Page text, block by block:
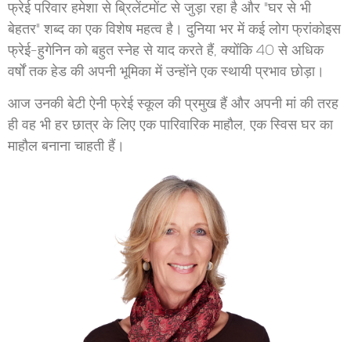
फ्रेई परिवार हमेशा से ब्रिलेंटमोंट से जुड़ा रहा है और "घर से भी
बेहतर" शब्द का एक विशेष महत्व है। दुनिया भर में कई लोग फ्रांकोइस
फ्रेई-हुगेनिन को बहुत स्नेह से याद करते हैं, क्योंकि 40 से अधिक
वर्षों तक हेड की अपनी भूमिका में उन्होंने एक स्थायी प्रभाव छोड़ा।
आज उनकी बेटी ऐनी फ्रेई स्कूल की प्रमुख हैं और अपनी मां की तरह
ही वह भी हर छात्र के लिए एक पारिवारिक माहौल, एक स्विस घर का
माहौल बनाना चाहती हैं।